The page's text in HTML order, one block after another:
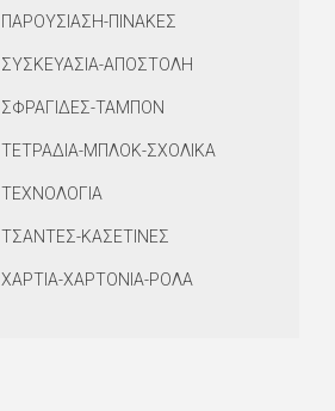
ΠΑΡΟΥΣΙΑΣΗ-ΠΙΝΑΚΕΣ
ΣΥΣΚΕΥΑΣΙΑ-ΑΠΟΣΤΟΛΗ
ΣΦΡΑΓΙΔΕΣ-ΤΑΜΠΟΝ
ΤΕΤΡΑΔΙΑ-ΜΠΛΟΚ-ΣΧΟΛΙΚΑ
ΤΕΧΝΟΛΟΓΙΑ
ΤΣΑΝΤΕΣ-ΚΑΣΕΤΙΝΕΣ
ΧΑΡΤΙΑ-ΧΑΡΤΟΝΙΑ-ΡΟΛΑ